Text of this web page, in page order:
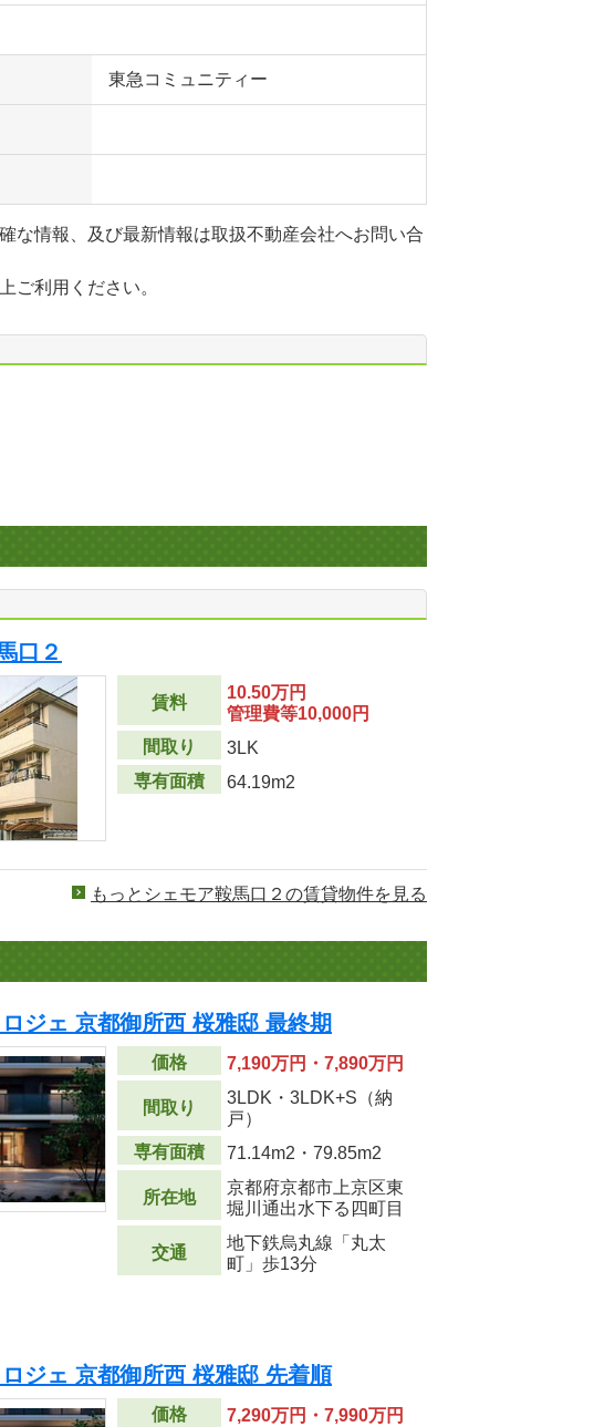
東急コミュニティー
な情報、及び最新情報は取扱不動産会社へお問い合
ご利用ください。
口２
賃料
10.50万円
管理費等10,000円
間取り
3LK
専有面積
64.19m2
もっとシェモア鞍馬口２の賃貸物件を見る
ジェ 京都御所西 桜雅邸 最終期
価格 7,190万円・7,890万円
間取り
3LDK・3LDK+S（納
戸）
専有面積
71.14m2 ・79.85m2
所在地
京都府京都市上京区東
堀川通出水下る四町目
交通
地下鉄烏丸線「丸太
町」歩13分
ジェ 京都御所西 桜雅邸 先着順
価格 7,290万円・7,990万円